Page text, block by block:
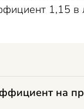
1,15
на